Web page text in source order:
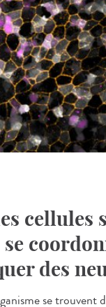
cellules
des
se trouvent